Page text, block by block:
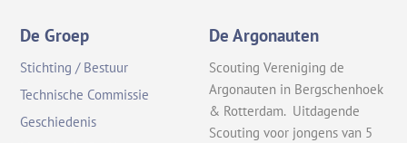
De Groep
Stichting / Bestuur
Technische Commissie
Geschiedenis
De Argonauten
Scouting Vereniging de
Argonauten in Bergschenhoek
& Rotterdam. Uitdagende
Scouting voor jongens van 5